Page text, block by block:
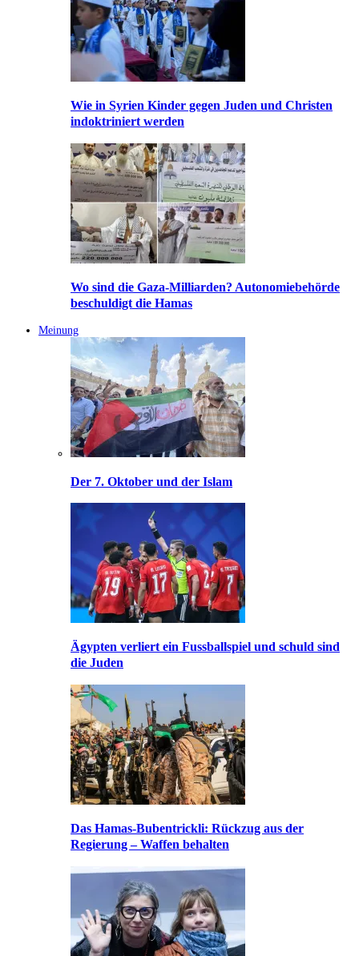
Wie in Syrien Kinder gegen Juden und Christen
indoktriniert werden
Wo sind die Gaza-Milliarden? Autonomiebehörde
beschuldigt die Hamas
Meinung
Der 7. Oktober und der Islam
Ägypten verliert ein Fussballspiel und schuld sind
die Juden
Das Hamas-Bubentrickli: Rückzug aus der
Regierung – Waffen behalten